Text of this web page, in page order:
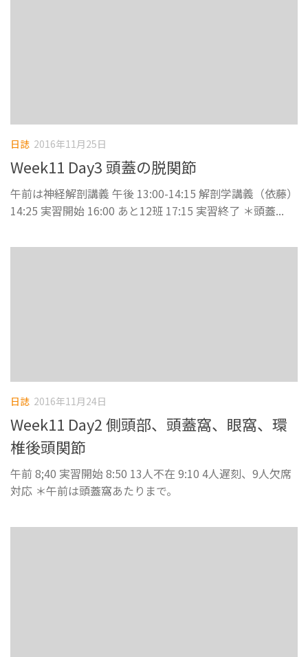
日誌 2016年11月25日
Week11 Day3 頭蓋の脱関節
午前は神経解剖講義 午後 13:00-14:15 解剖学講義（依藤）
14:25 実習開始 16:00 あと12班 17:15 実習終了 ＊頭蓋...
日誌 2016年11月24日
Week11 Day2 側頭部、頭蓋窩、眼窩、環
椎後頭関節
午前 8;40 実習開始 8:50 13人不在 9:10 4人遅刻、9人欠席
対応 ＊午前は頭蓋窩あたりまで。